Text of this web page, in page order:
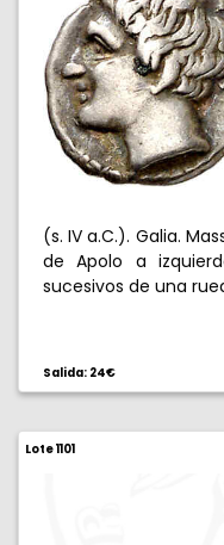
(s. IV a.C.). Galia.
de Apolo a
sucesivos de una
Salida: 24€
Lote 1101